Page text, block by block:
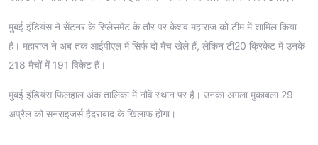
मुंबई इंडियंस ने सेंटनर के रिप्लेसमेंट के तौर पर केशव महाराज को टीम में शामिल किया
है। महाराज ने अब तक आईपीएल में सिर्फ दो मैच खेले हैं, लेकिन टी20 क्रिकेट में उनके
218 मैचों में 191 विकेट हैं।
मुंबई इंडियंस फिलहाल अंक तालिका में नौवें स्थान पर है। उनका अगला मुकाबला 29
अप्रैल को सनराइजर्स हैदराबाद के खिलाफ होगा।